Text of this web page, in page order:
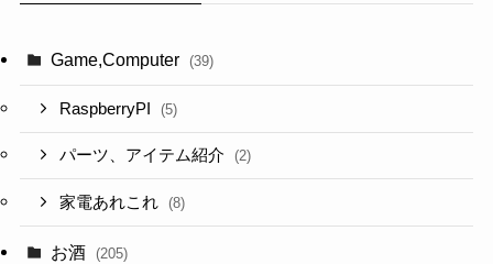
Game,Computer (39)
RaspberryPI (5)
パーツ、アイテム紹介 (2)
家電あれこれ (8)
お酒 (205)